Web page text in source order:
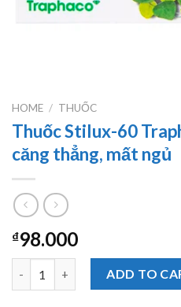
HOME / THUỐC
Thuốc Stilux-60
căng thẳng, mất ngủ
₫98.000
Thuốc Stilux-60 Traphaco
ADD TO